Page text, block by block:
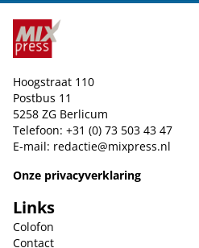
Hoogstraat 110
Postbus 11
5258 ZG Berlicum
Telefoon: +31 (0) 73 503 43 47
E-mail: redactie@mixpress.nl
Onze privacyverklaring
Links
Colofon
Contact